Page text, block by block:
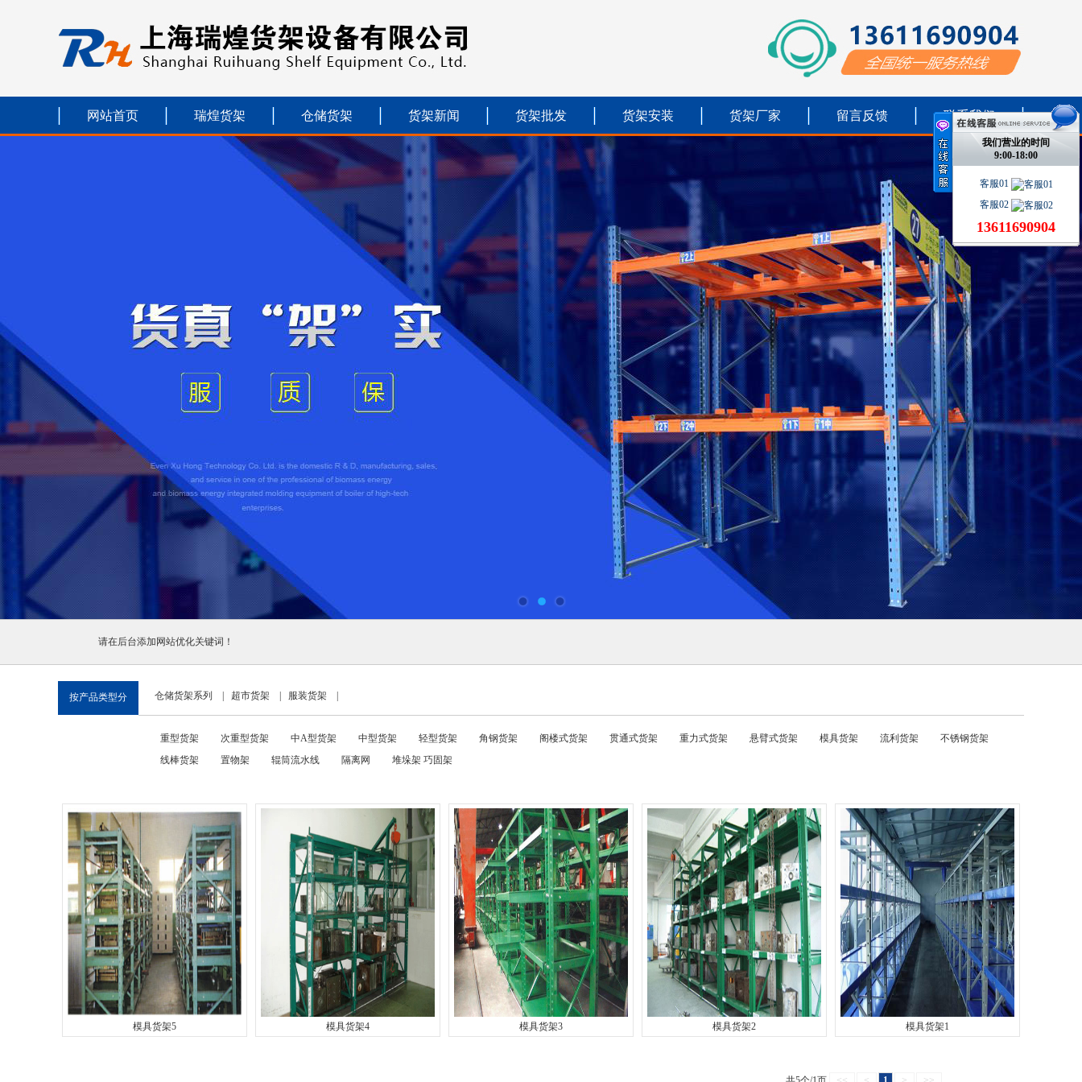
网站首页 瑞煌货架 仓储货架 货架新闻 货架批发 货架安装 货架厂家 留言反馈 联系我们
1
请在后台添加网站优化关键词！
按产品类型分 仓储货架系列 超市货架 服装货架
重型货架 次重型货架 中A型货架 中型货架 轻型货架 角钢货架 阁楼式货架 贯通式货架 重力式货架 悬臂式货架 模具货架 流利货架
不锈钢货架
线棒货架
置物架 辊筒流水线 隔离网 堆垛架 巧固架
模具货架5 模具货架4 模具货架3 模具货架2 模具货架1
我们营业的时间
9:00-18:00
客服01
客服02
13611690904